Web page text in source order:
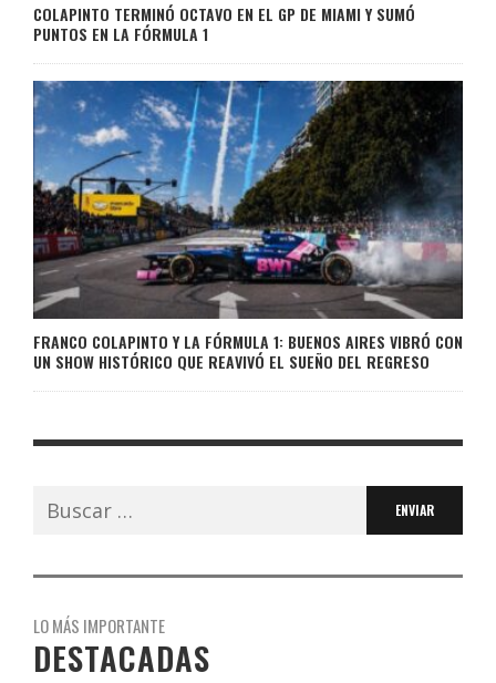
COLAPINTO TERMINÓ OCTAVO EN EL GP DE MIAMI Y SUMÓ
PUNTOS EN LA FÓRMULA 1
FRANCO COLAPINTO Y LA FÓRMULA 1: BUENOS AIRES VIBRÓ CON
UN SHOW HISTÓRICO QUE REAVIVÓ EL SUEÑO DEL REGRESO
Buscar:
LO MÁS IMPORTANTE
DESTACADAS